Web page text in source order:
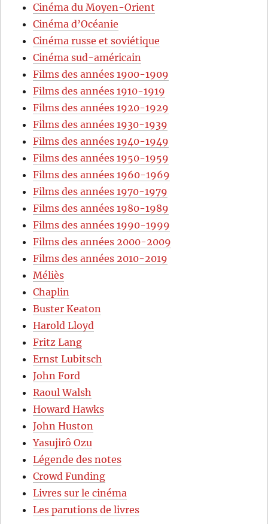
Cinéma du Moyen-Orient
Cinéma d’Océanie
Cinéma russe et soviétique
Cinéma sud-américain
Films des années 1900-1909
Films des années 1910-1919
Films des années 1920-1929
Films des années 1930-1939
Films des années 1940-1949
Films des années 1950-1959
Films des années 1960-1969
Films des années 1970-1979
Films des années 1980-1989
Films des années 1990-1999
Films des années 2000-2009
Films des années 2010-2019
Méliès
Chaplin
Buster Keaton
Harold Lloyd
Fritz Lang
Ernst Lubitsch
John Ford
Raoul Walsh
Howard Hawks
John Huston
Yasujirô Ozu
Légende des notes
Crowd Funding
Livres sur le cinéma
Les parutions de livres